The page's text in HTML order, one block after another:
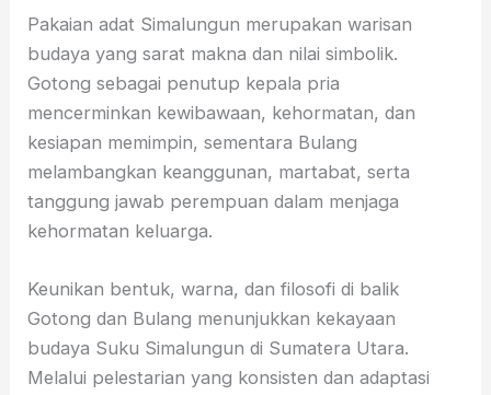
Pakaian adat Simalungun merupakan warisan
budaya yang sarat makna dan nilai simbolik.
Gotong sebagai penutup kepala pria
mencerminkan kewibawaan, kehormatan, dan
kesiapan memimpin, sementara Bulang
melambangkan keanggunan, martabat, serta
tanggung jawab perempuan dalam menjaga
kehormatan keluarga.
Keunikan bentuk, warna, dan filosofi di balik
Gotong dan Bulang menunjukkan kekayaan
budaya Suku Simalungun di Sumatera Utara.
Melalui pelestarian yang konsisten dan adaptasi